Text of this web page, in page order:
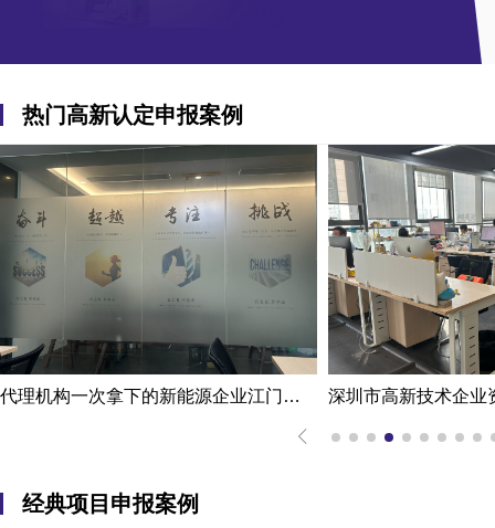
热门高新认定申报案例
代理机构一次拿下的新能源企业江门高新技术企业认定申报案例
经典项目申报案例